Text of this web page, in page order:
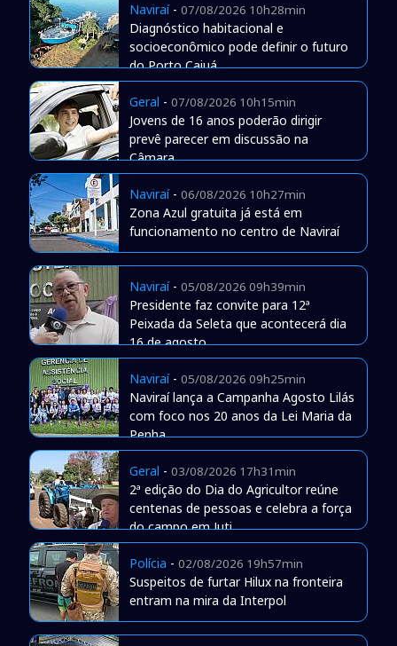
Naviraí- 07/08/2026 10h28min
Diagnóstico habitacional e
socioeconômico pode definir o futuro
do Porto Caiuá
Geral - 07/08/2026 10h15min
Jovens de 16 anos poderão dirigir
prevê parecer em discussão na
Câmara
Naviraí- 06/08/2026 10h27min
Zona Azul gratuita já está em
funcionamento no centro de Naviraí
Naviraí- 05/08/2026 09h39min
Presidente faz convite para 12ª
Peixada da Seleta que acontecerá dia
16 de agosto
Naviraí- 05/08/2026 09h25min
Naviraí lança a Campanha Agosto Lilás
com foco nos 20 anos da Lei Maria da
Penha
Geral - 03/08/2026 17h31min
2ª edição do Dia do Agricultor reúne
centenas de pessoas e celebra a força
do campo em Juti
Polícia - 02/08/2026 19h57min
Suspeitos de furtar Hilux na fronteira
entram na mira da Interpol